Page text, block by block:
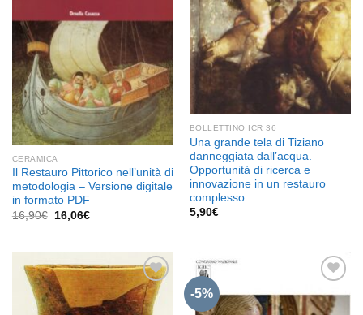
CERAMICA
Il Restauro Pittorico nell’unità di
metodologia – Versione digitale
in formato PDF
16,90€
Il
16,06€Il
BOLLETTINO ICR 36
Una grande tela di Tiziano
danneggiata dall’acqua.
Opportunità di ricerca e
innovazione in un restauro
complesso
5,90€
-5%